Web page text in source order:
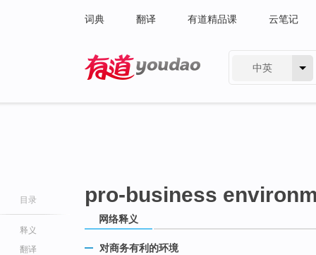
词典 翻译 有道精品课 云笔记
中英
目录
释义
翻译
pro-business
网络释义
对商务有利的环境